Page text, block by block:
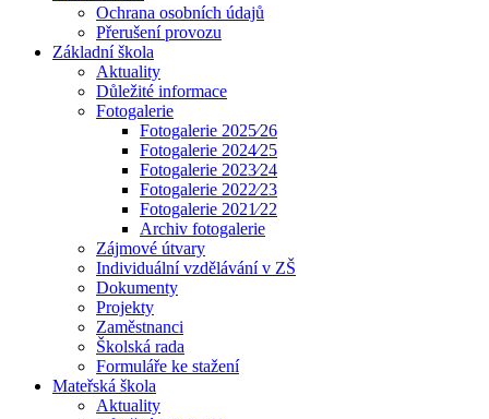
Ochrana osobních údajů
Přerušení provozu
Základní škola
Aktuality
Důležité informace
Fotogalerie
Fotogalerie 2025⁄26
Fotogalerie 2024⁄25
Fotogalerie 2023⁄24
Fotogalerie 2022⁄23
Fotogalerie 2021⁄22
Archiv fotogalerie
Zájmové útvary
Individuální vzdělávání v ZŠ
Dokumenty
Projekty
Zaměstnanci
Školská rada
Formuláře ke stažení
Mateřská škola
Aktuality